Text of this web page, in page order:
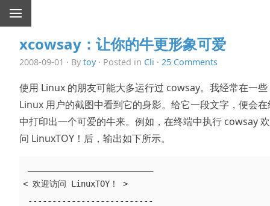
xcowsay：让你的牛更形象可爱
2008-09-01 · By toy· Posted in Cli · 25 Comments
使用 Linux 的朋友可能大多运行过 cowsay。我经常在一些
Linux 用户的截图中看到它的身影。给它一段文字，便会
中打印出一个可爱的牛来。例如，在终端中执行 cowsay
问 LinuxTOY！后，输出如下所示。
< 欢迎访问 LinuxTOY！ >
--------------------------